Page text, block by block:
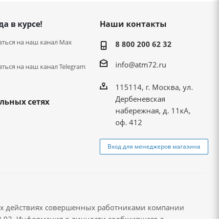
в курсе!
на наш канал Max
на наш канал Telegram
сетях
Наши контакты
8 800 200 62 32
info@atm72.ru
115114, г. Москва, ул.
Дербеневская
набережная, д. 11кА,
оф. 412
Вход для менеджеров магазина
совершенных работниками компании